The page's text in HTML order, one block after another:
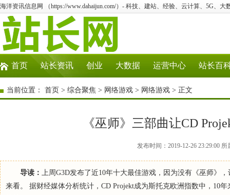
海洋资讯信息网 （https://www.dahaijun.com/）- 科技、建站、经验、云计算、5G、大
首页 站长资讯 创业 大数据 运营中心 站长百
当前位置： 首页 > 综合聚焦 > 网络游戏 > 网络游戏 > 正文
《巫师》三部曲让CD
发布时间：2019-12-26 23:29:00
导读： 上周G3D发布了近10年十大最佳游戏，因为没有《巫师》
来看。 据财经媒体分析统计，CD Projekt成为斯托克欧洲指数中，10